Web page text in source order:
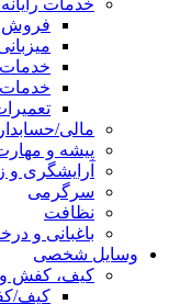
خدمات
فروش
خدمات
خدمات
مالی/
پیشه و
آرایشگری و
سرگرمی
نظافت
باغبانی و
وسایل شخصی
کیف، کفش
کیف/